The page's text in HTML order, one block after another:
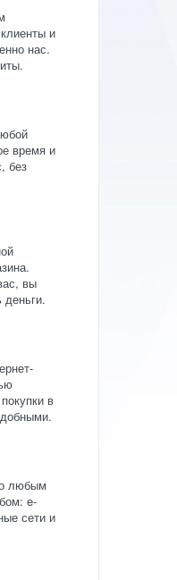
и
нас.
время и
без
вы
деньги.
в
любым
e-
сети и